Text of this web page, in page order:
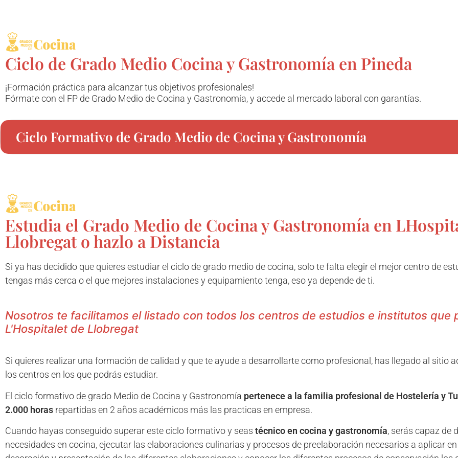
Ciclo de Grado Medio Cocina y Gastronomía en Pineda
¡Formación práctica para alcanzar tus objetivos profesionales!
Fórmate con el FP de Grado Medio de Cocina y Gastronomía, y accede al mercado laboral con garantías.
Ciclo Formativo de Grado Medio de Cocina y Gastronomía
Estudia el Grado Medio de Cocina y Gastronomía en
Llobregat o hazlo a Distancia
Si ya has decidido que quieres estudiar el ciclo de grado medio de cocina, solo te falta elegir el mejor centro de
tengas más cerca o el que mejores instalaciones y equipamiento tenga, eso ya depende de ti.
Nosotros te facilitamos el listado con todos los centros de estudios e institutos que
L'Hospitalet de Llobregat
Si quieres realizar una formación de calidad y que te ayude a desarrollarte como profesional, has llegado al sitio
los centros en los que podrás estudiar.
El ciclo formativo de grado Medio de Cocina y Gastronomía pertenece a la familia profesional de Hostelería y
2.000 horas repartidas en 2 años académicos más las practicas en empresa.
Cuando hayas conseguido superar este ciclo formativo y seas técnico en cocina y gastronomía, serás capaz de
necesidades en cocina, ejecutar las elaboraciones culinarias y procesos de preelaboración necesarios a aplicar